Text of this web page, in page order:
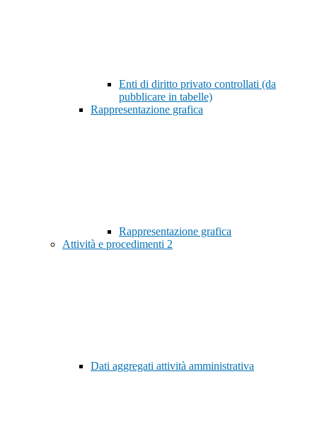
Enti di diritto privato controllati (da
pubblicare in tabelle)
Rappresentazione grafica
Rappresentazione grafica
Attività e procedimenti 2
Dati aggregati attività amministrativa